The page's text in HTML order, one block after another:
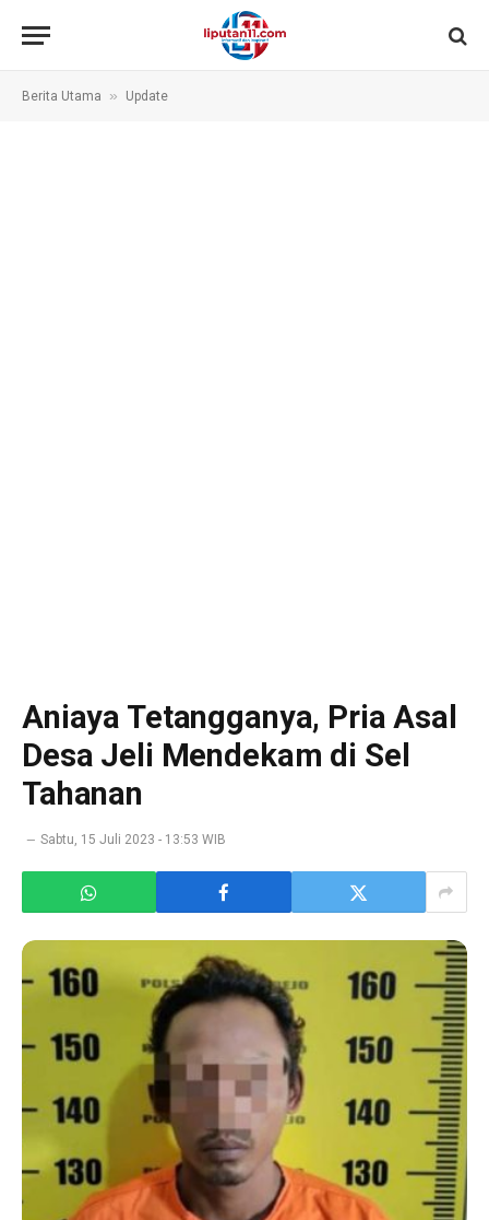
Berita Utama » Update
Aniaya Tetangganya, Pria Asal
Desa Jeli Mendekam di Sel
Tahanan
Sabtu, 15 Juli 2023 - 13:53 WIB